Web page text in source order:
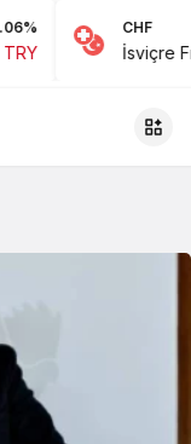
CHF
İsviçre Frangı